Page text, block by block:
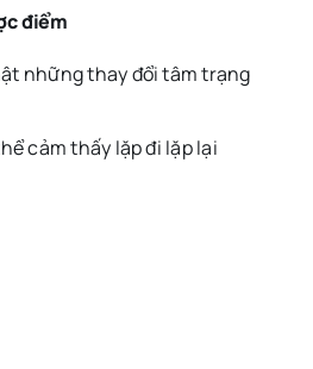
điểm
những thay đổi tâm trạng
cảm thấy lặp đi lặp lại